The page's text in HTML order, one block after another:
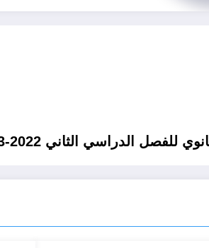
الدراسي الثاني 2022-2023 في الجزائر